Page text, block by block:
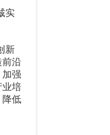
实
新
前沿
强
业培
降低